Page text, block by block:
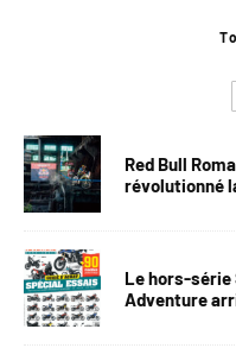
Red Bull
révolutionné
Le hors-série
Adventure